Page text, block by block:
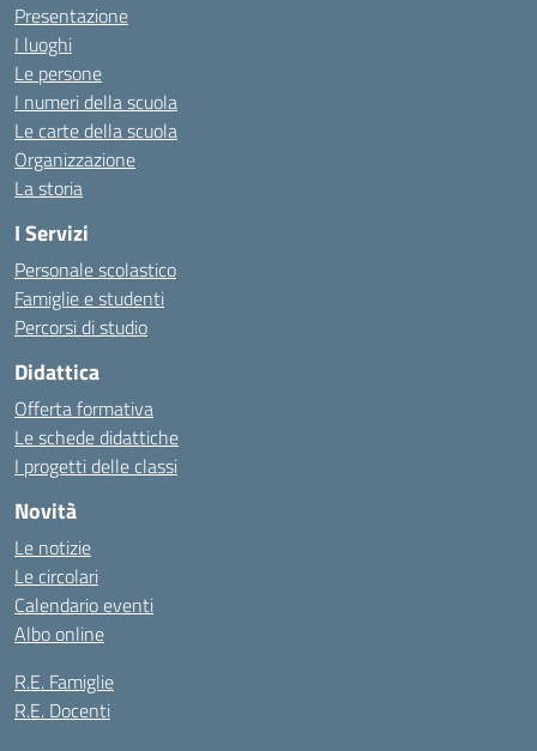
Presentazione
I luoghi
Le persone
I numeri della scuola
Le carte della scuola
Organizzazione
La storia
I Servizi
Personale scolastico
Famiglie e studenti
Percorsi di studio
Didattica
Offerta formativa
Le schede didattiche
I progetti delle classi
Novità
Le notizie
Le circolari
Calendario eventi
Albo online
R.E. Famiglie
R.E. Docenti